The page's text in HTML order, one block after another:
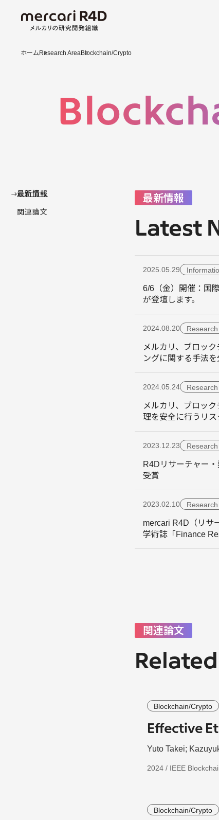
ホーム Research AreaBlockchain/Crypto
最新情報
関連論文
最新情報
Latest
2025.05.29
6/6（金）開催：国
が登壇します。
2024.08.20 Research
メルカリ、ブロッ
ングに関する手法を
2024.05.24 Research
メルカリ、ブロッ
理を安全に行うリ
2023.12.23 Research
R4Dリサーチャー
受賞
2023.02.10 Research
mercari R4D（リサ
学術誌「Finance
関連論文
Blockchain/Crypto
Effective
Yuto Takei;
2024 / IEEE
Blockchain/Crypto